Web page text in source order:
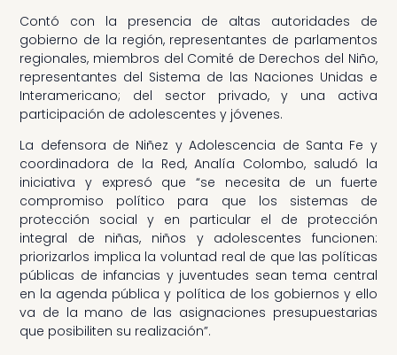
Contó con la presencia de altas autoridades de
gobierno de la región, representantes de parlamentos
regionales, miembros del Comité de Derechos del Niño,
representantes del Sistema de las Naciones Unidas e
Interamericano; del sector privado, y una activa
participación de adolescentes y jóvenes.
La defensora de Niñez y Adolescencia de Santa Fe y
coordinadora de la Red, Analía Colombo, saludó la
iniciativa y expresó que “se necesita de un fuerte
compromiso político para que los sistemas de
protección social y en particular el de protección
integral de niñas, niños y adolescentes funcionen:
priorizarlos implica la voluntad real de que las políticas
públicas de infancias y juventudes sean tema central
en la agenda pública y política de los gobiernos y ello
va de la mano de las asignaciones presupuestarias
que posibiliten su realización”.